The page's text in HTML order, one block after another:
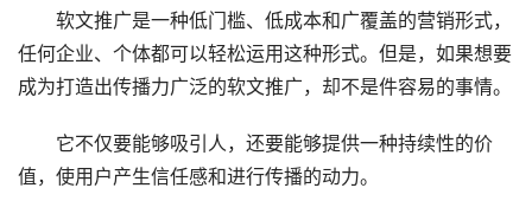
软文推广是一种低门槛、低成本和广覆盖的营销形式，
任何企业、个体都可以轻松运用这种形式。但是，如果想要
成为打造出传播力广泛的软文推广，却不是件容易的事情。
它不仅要能够吸引人，还要能够提供一种持续性的价
值，使用户产生信任感和进行传播的动力。